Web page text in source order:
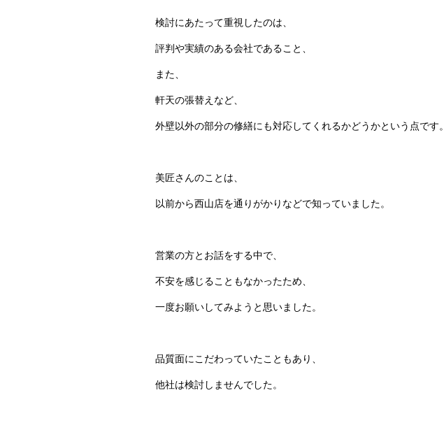
検討にあたって重視したのは、
評判や実績のある会社であること、
また、
軒天の張替えなど、
外壁以外の部分の修繕にも対応してくれるかどうかという点です。
美匠さんのことは、
以前から西山店を通りがかりなどで知っていました。
営業の方とお話をする中で、
不安を感じることもなかったため、
一度お願いしてみようと思いました。
品質面にこだわっていたこともあり、
他社は検討しませんでした。